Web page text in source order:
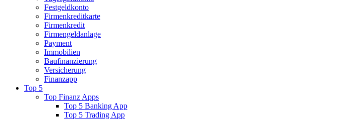
Festgeldkonto
Firmenkreditkarte
Firmenkredit
Firmengeldanlage
Payment
Immobilien
Baufinanzierung
Versicherung
Finanzapp
Top 5
Top Finanz Apps
Top 5 Banking App
Top 5 Trading App